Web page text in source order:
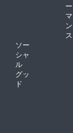
ー
マ
ン
ス
ソー
シャ
ル
グッ
ド